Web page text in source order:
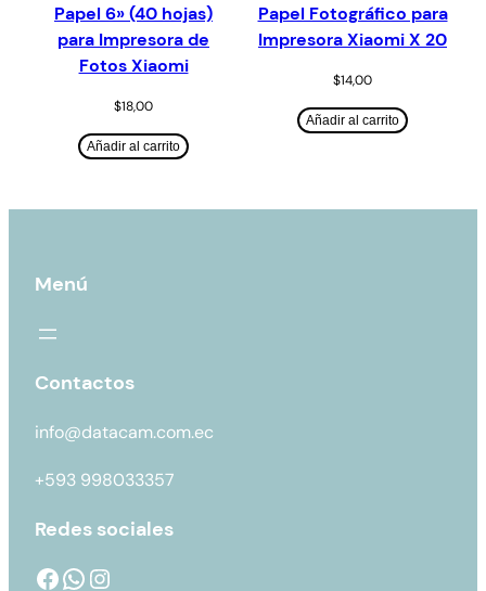
Papel 6» (40 hojas)
para Impresora de
Fotos Xiaomi
$18,00
Añadir al carrito
Papel Fotográfico para
Impresora Xiaomi X 20
$14,00
Añadir al carrito
Menú
Contactos
info@datacam.com.ec
+593 998033357
Redes sociales